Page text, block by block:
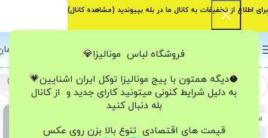
فروشگاه لباس مونالیزا💎
🥥دیگه همتون با پیج مونالیزا تو‌کل ایران اشنایین💗
به دلیل شرایط کنونی میتونید کارای جدید و از کانال
بله دنبال کنید
قیمت های اقتصادی تنوع بالا بزن روی عکس
اتمام موجودی
برای اطلاع از تخفیفات به کانال ما در بله بپیوندید (مشاهده کانال)